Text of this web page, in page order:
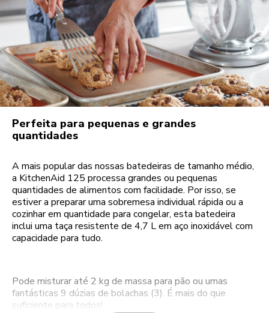
Perfeita para pequenas e grandes
quantidades
A mais popular das nossas batedeiras de tamanho médio,
a KitchenAid 125 processa grandes ou pequenas
quantidades de alimentos com facilidade. Por isso, se
estiver a preparar uma sobremesa individual rápida ou a
cozinhar em quantidade para congelar, esta batedeira
inclui uma taça resistente de 4,7 L em aço inoxidável com
capacidade para tudo.
Pode misturar até 2 kg de massa para pão ou umas
fantásticas 9 dúzias de bolachas (3). É mais do que
suficiente para todos!